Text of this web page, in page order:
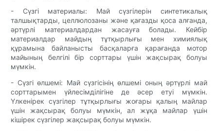
- Сүзгі материалы: Май сүзгілерін синтетикалық
талшықтарды, целлюлозаны және қағазды қоса алғанда,
әртүрлі материалдардан жасауға болады. Кейбір
материалдар майдың тұтқырлығы мен химиялық
құрамына байланысты басқаларға қарағанда мотор
майының белгілі бір сорттары үшін жақсырақ болуы
мүмкін.
- Сүзгі өлшемі: Май сүзгісінің өлшемі оның әртүрлі май
сорттарымен үйлесімділігіне де әсер етуі мүмкін.
Үлкенірек сүзгілер тұтқырлығы жоғары қалың майлар
үшін жақсырақ болуы мүмкін, ал жұқа майлар үшін
кішірек сүзгілер жақсырақ болуы мүмкін.